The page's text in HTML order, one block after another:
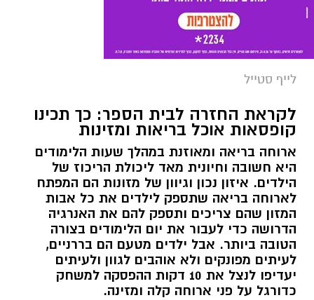
לייף סטייל
לקראת החזרה לבית הספר: כך תכינו
קופסאות אוכל בריאות ומזינות
ארוחה בריאה ומאוזנת במהלך שעות הלימודים
היא חשובה וחיונית מאד ליכולת הריכוז של
הילדים. איזון נכון וגיוון של מזונות הם המפתח
לארוחה בריאה שתספק לילדים את כל אבות
המזון שהם צריכים ותספק להם את האנרגיה
הדרושה כדי לעבור את יום הלימודים בצורה
הטובה ביותר. אבל ילדים מטעם הם בררניים,
לעיתים מפונקים ולא אוהבים לגוון ולעיתים
יעדיפו לנצל את 10 דקות ההפסקה למשחק
כדורגל על פני ארוחה קלה ומזינה.